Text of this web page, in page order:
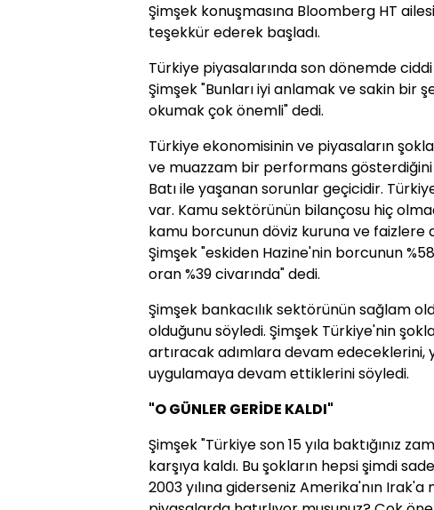
Şimşek konuşmasına Bloomberg HT
teşekkür ederek başladı.
Türkiye piyasalarında son dönemde
Şimşek "Bunları iyi anlamak ve sakin bir
okumak çok önemli" dedi.
Türkiye ekonomisinin ve piyasaların
ve muazzam bir performans gösterdiğini
Batı ile yaşanan sorunlar geçicidir.
var. Kamu sektörünün bilançosu hiç
kamu borcunun döviz kuruna ve faizlere
Şimşek "eskiden Hazine'nin borcunun
oran %39 civarında" dedi.
Şimşek bankacılık sektörünün sağlam
olduğunu söyledi. Şimşek Türkiye'nin
artıracak adımlara devam edeceklerini,
uygulamaya devam ettiklerini söyledi.
"O GÜNLER GERİDE KALDI"
Şimşek "Türkiye son 15 yıla baktığınız
karşıya kaldı. Bu şokların hepsi şimdi
2003 yılına giderseniz Amerika'nın Irak'a